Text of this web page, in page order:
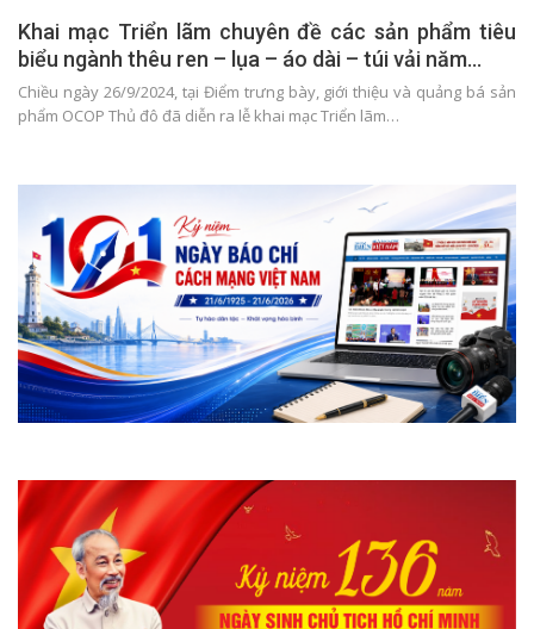
Khai mạc Triển lãm chuyên đề các sản phẩm tiêu
biểu ngành thêu ren – lụa – áo dài – túi vải năm…
Chiều ngày 26/9/2024, tại Điểm trưng bày, giới thiệu và quảng bá sản
phẩm OCOP Thủ đô đã diễn ra lễ khai mạc Triển lãm…